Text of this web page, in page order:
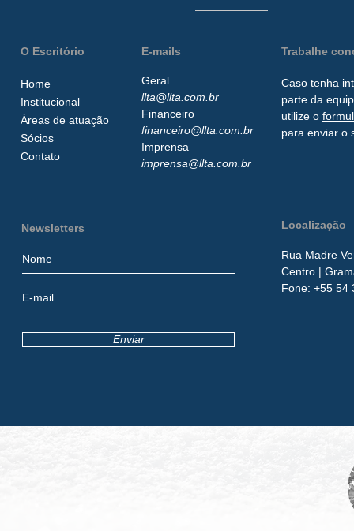
O Escritório
Home
Institucional
Áreas de atuação
Sócios
Contato
E-mails
Geral
llta@llta.com.br
Financeiro
financeiro@llta.com.br
Imprensa
imprensa@llta.com.br
Trabalhe
Caso tenha
parte da
utilize o
para enviar o
Enviar
Newsletters Localização
Rua Madre
Centro |
​Fone: +55 54